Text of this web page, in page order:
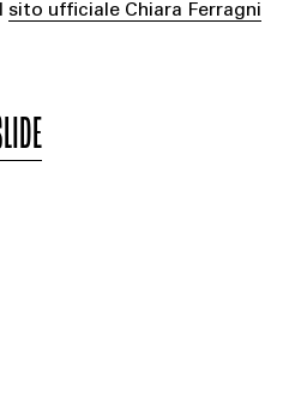
sito ufficiale Chiara Ferragni